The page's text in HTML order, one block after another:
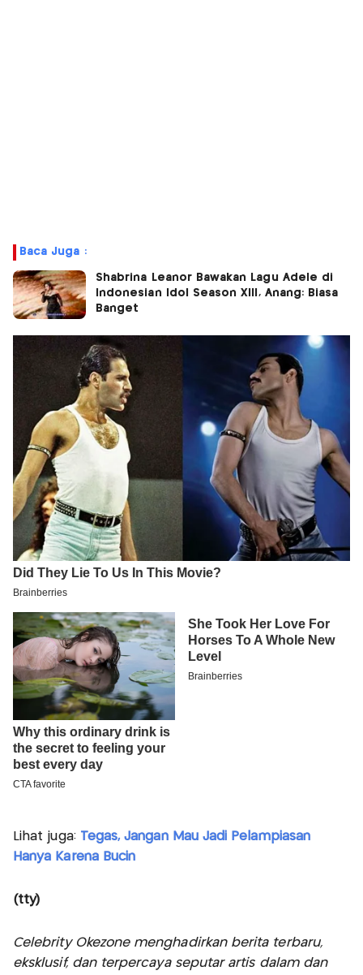
Baca Juga :
Shabrina Leanor Bawakan Lagu Adele di
Indonesian Idol Season XIII, Anang: Biasa
Banget
Lihat juga: Tegas, Jangan Mau Jadi Pelampiasan
Hanya Karena Bucin
(tty)
Celebrity Okezone menghadirkan berita terbaru,
eksklusif, dan terpercaya seputar artis dalam dan